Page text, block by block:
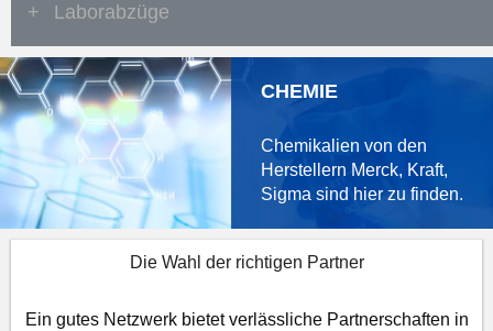
+ Laborabzüge
CHEMIE
Chemikalien von den
Herstellern Merck, Kraft,
Sigma sind hierzu finden.
Die Wahl der richtigen Partner
Ein gutes Netzwerk bietet verlässliche Partnerschaften in